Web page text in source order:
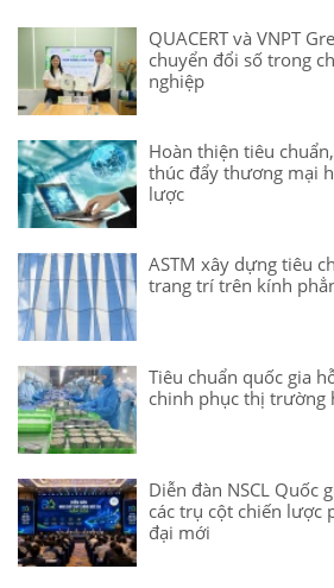
QUACERT và VNPT
chuyển đổi số trong
nghiệp
Hoàn thiện tiêu
thúc đẩy thương mại
lược
ASTM xây dựng tiêu
trang trí trên kính
Tiêu chuẩn quốc gia
chinh phục thị trường
Diễn đàn NSCL Quốc
các trụ cột chiến lược
đại mới